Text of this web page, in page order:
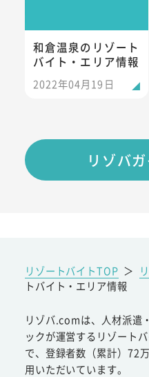
和倉温泉のリゾート
バイト・エリア情報
2022年04月19日
リゾバ
リゾートバイトTOP ＞
トバイト・エリア情報
リゾバ.comは、人材派遣
ックが運営するリゾート
で、登録者数（累計）72
用いただいています。